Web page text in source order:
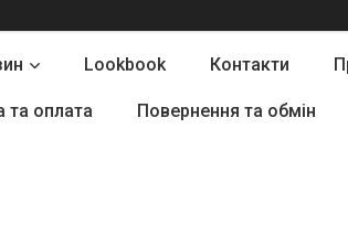
Lookbook Контакти
та оплата Повернення та обмін